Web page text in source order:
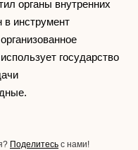
органы внутренних
в инструмент
государство
Поделитесь с нами!